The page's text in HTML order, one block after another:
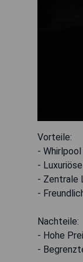
Vorteile:
-
-
- Zentrale
-
Nachteile:
- Hohe
-